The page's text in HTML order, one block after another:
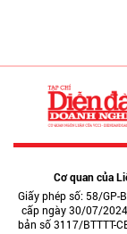
Cơ quan của
Giấy phép số: 58/GP-
cấp ngày 30/07/
bản số 3117/BTTTT-